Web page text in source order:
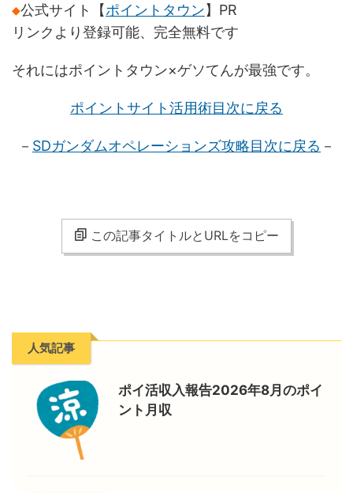
◆公式サイト【ポイントタウン】PR
リンクより登録可能、完全無料です
それにはポイントタウン×ゲソてんが最強です。
ポイントサイト活用術目次に戻る
－ SDガンダムオペレーションズ攻略目次に戻る －
この記事タイトルとURLをコピー
人気記事
ポイ活収入報告2026年8月のポイ
ント月収